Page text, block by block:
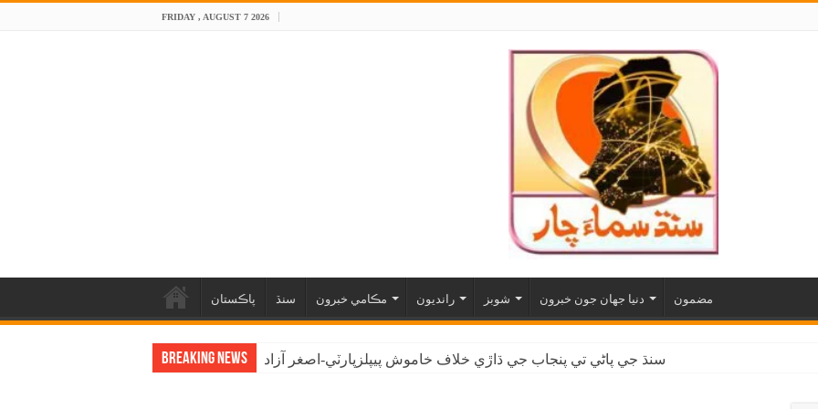
FRIDAY , AUGUST 7 2026
پاڪستان سنڌ مڪامي خبرون رانديون شوبز دنيا جهان جون خبرون مضمون
Breaking News سنڌ جي پاڻي تي پنجاب جي ڌاڙي خلاف خاموش پيپلزپارٽي-اصغر آزاد